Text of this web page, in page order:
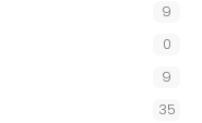
9
0
9
35